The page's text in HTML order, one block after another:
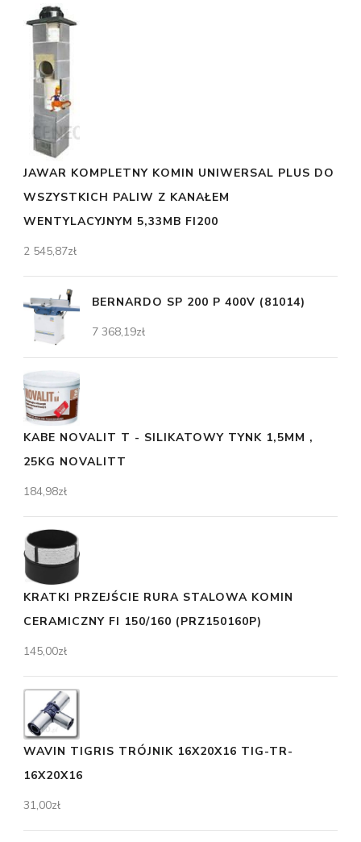
JAWAR KOMPLETNY KOMIN UNIWERSAL PLUS DO
WSZYSTKICH PALIW Z KANAŁEM
WENTYLACYJNYM 5,33MB FI200
2 545,87zł
BERNARDO SP 200 P 400V (81014)
7 368,19zł
KABE NOVALIT T - SILIKATOWY TYNK 1,5MM ,
25KG NOVALITT
184,98zł
KRATKI PRZEJŚCIE RURA STALOWA KOMIN
CERAMICZNY FI 150/160 (PRZ150160P)
145,00zł
WAVIN TIGRIS TRÓJNIK 16X20X16 TIG-TR-
16X20X16
31,00zł